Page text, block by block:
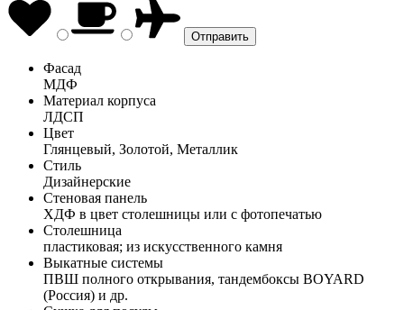
Фасад
МДФ
Материал корпуса
ЛДСП
Цвет
Глянцевый, Золотой, Металлик
Стиль
Дизайнерские
Стеновая панель
ХДФ в цвет столешницы или с фотопечатью
Столешница
пластиковая; из искусственного камня
Выкатные системы
ПВШ полного открывания, тандембоксы BOYARD
(Россия) и др.